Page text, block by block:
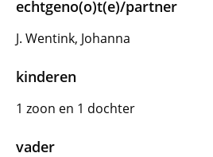
echtgeno(o)t(e)/partner
J. Wentink, Johanna
kinderen
1 zoon en 1 dochter
vader